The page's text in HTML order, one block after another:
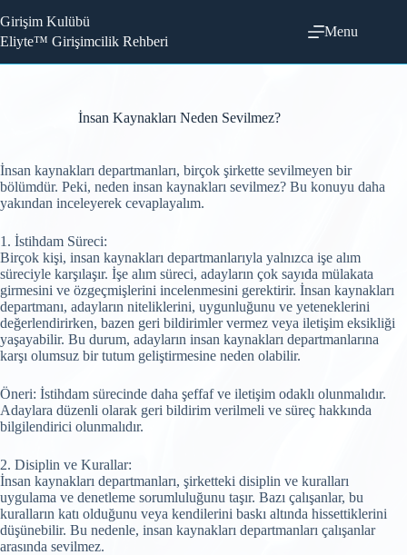
to
content
Girişim Kulübü
Eliyte™ Girişimcilik Rehberi
Menu
İnsan Kaynakları Neden Sevilmez?
İnsan kaynakları departmanları, birçok şirkette sevilmeyen bir
bölümdür. Peki, neden insan kaynakları sevilmez? Bu konuyu daha
yakından inceleyerek cevaplayalım.
1. İstihdam Süreci:
Birçok kişi, insan kaynakları departmanlarıyla yalnızca işe alım
süreciyle karşılaşır. İşe alım süreci, adayların çok sayıda mülakata
girmesini ve özgeçmişlerini incelenmesini gerektirir. İnsan kaynakları
departmanı, adayların niteliklerini, uygunluğunu ve yeteneklerini
değerlendirirken, bazen geri bildirimler vermez veya iletişim eksikliği
yaşayabilir. Bu durum, adayların insan kaynakları departmanlarına
karşı olumsuz bir tutum geliştirmesine neden olabilir.
Öneri: İstihdam sürecinde daha şeffaf ve iletişim odaklı olunmalıdır.
Adaylara düzenli olarak geri bildirim verilmeli ve süreç hakkında
bilgilendirici olunmalıdır.
2. Disiplin ve Kurallar:
İnsan kaynakları departmanları, şirketteki disiplin ve kuralları
uygulama ve denetleme sorumluluğunu taşır. Bazı çalışanlar, bu
kuralların katı olduğunu veya kendilerini baskı altında hissettiklerini
düşünebilir. Bu nedenle, insan kaynakları departmanları çalışanlar
arasında sevilmez.